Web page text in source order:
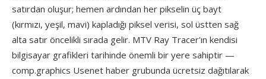
satırdan oluşur; hemen ardından her pikselin üç bayt
(kırmızı, yeşil, mavi) kapladığı piksel verisi, sol üstten sağ
alta satır öncelikli sırada gelir. MTV Ray Tracer'ın kendisi
bilgisayar grafikleri tarihinde önemli bir yere sahiptir —
comp.graphics Usenet haber grubunda ücretsiz dağıtılarak